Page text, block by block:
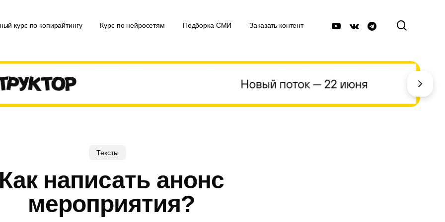
курс по копирайтингу Курс по нейросетям Подборка СМИ Заказать контент youtube
vk telegram
Тексты
Как написать анонс
мероприятия?